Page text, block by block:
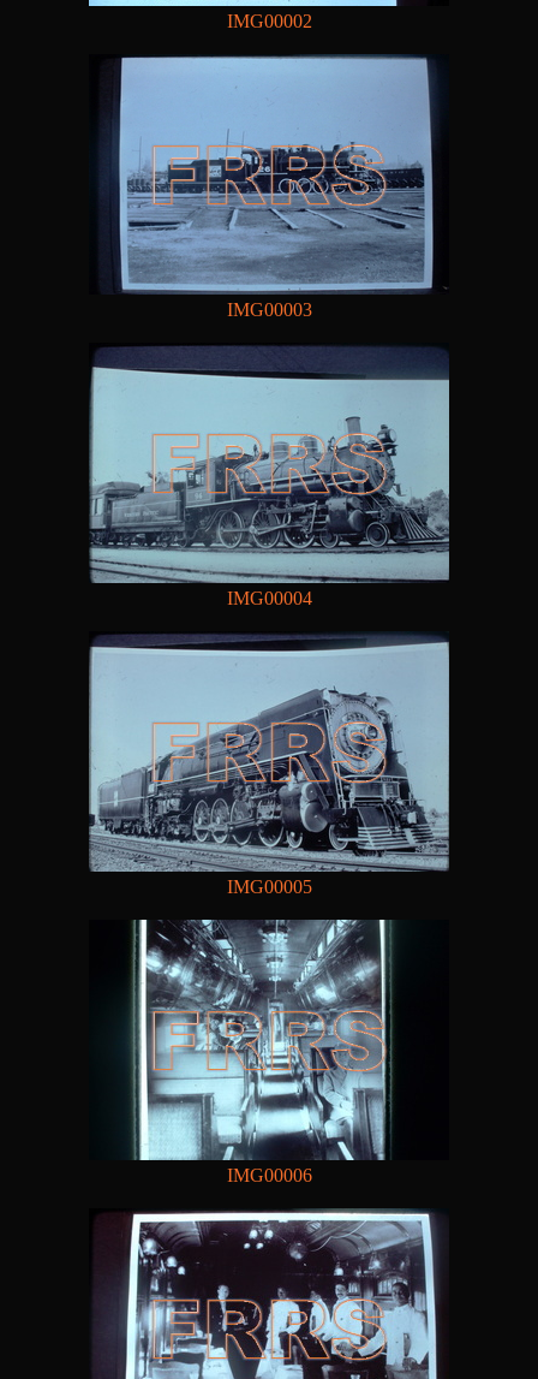
IMG00002
IMG00003
IMG00004
IMG00005
IMG00006